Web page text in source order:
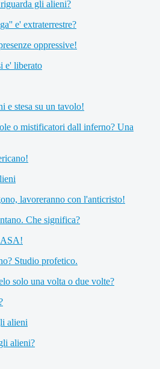
gli alieni?
e' extraterrestre?
oppressive!
e' liberato
e stesa su un tavolo!
o mistificatori dall inferno? Una
lavoreranno con l'anticristo!
Che significa?
Studio profetico.
solo una volta o due volte?
alieni
alieni?